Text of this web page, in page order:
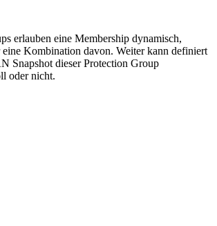
erlauben eine Membership dynamisch,
eine Kombination davon. Weiter kann definiert
Snapshot dieser Protection Group
oder nicht.